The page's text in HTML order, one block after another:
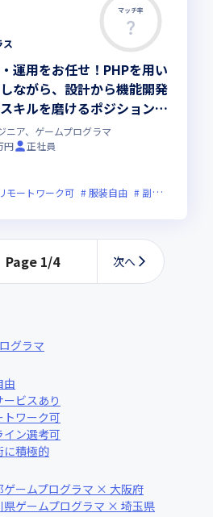
マッチ率
ス
運用をお任せ！PHPを用い
ながら、設計から機能開発
キルを磨けるポジション／
タートさせませんか
ニア、ゲームプログラマ
円
正社員
リモートワーク可 服装自由 副業可
Page 1/4 次へ
グラマ
由
ビスあり
ワーク可
ン選考可
積極的
ゲームプログラマ × 大阪府
県ゲームプログラマ × 埼玉県